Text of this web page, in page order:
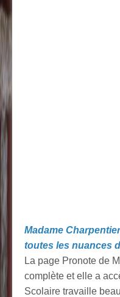
Madame
toutes les nuances
La page Pronote de
complète et elle a
Scolaire travaille